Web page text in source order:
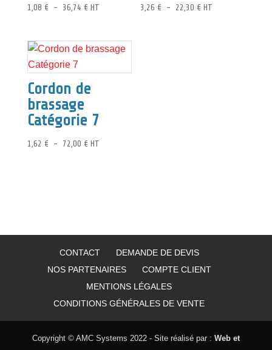
1,08 € – 36,74 €Plage
1,08 €
36,74 €
HT 3,26 € – 22,30 € Plage
HT
Cordon de
brassage
Catégorie 7
1,62 € – 72,00 €Plage
HT
CONTACT
DEMANDE DE DEVIS
NOS PARTENAIRES
COMPTE CLIENT
MENTIONS LÉGALES
CONDITIONS GÉNÉRALES DE VENTE
Copyright © AMC Systems 2022 - Site réalisé par : Web et